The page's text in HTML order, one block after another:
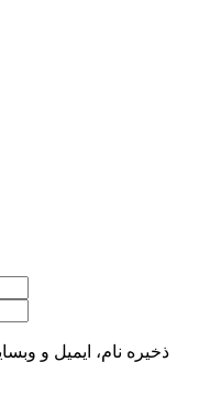
ذخیره نام، ایمیل و